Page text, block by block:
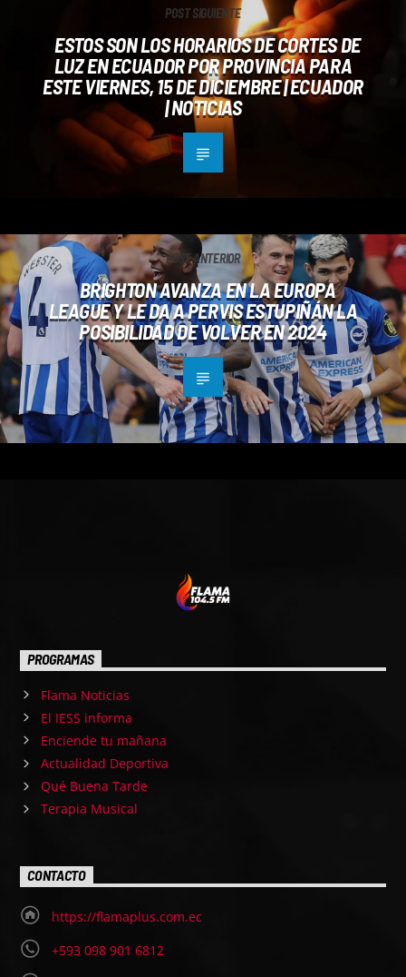
POST SIGUIENTE
ESTOS SON LOS HORARIOS DE CORTES DE
LUZ EN ECUADOR POR PROVINCIA PARA
ESTE VIERNES, 15 DE DICIEMBRE | ECUADOR
| NOTICIAS
POST ANTERIOR
BRIGHTON AVANZA EN LA EUROPA
LEAGUE Y LE DA A PERVIS ESTUPIÑÁN LA
POSIBILIDAD DE VOLVER EN 2024
PROGRAMAS
Flama Noticias
El IESS informa
Enciende tu mañana
Actualidad Deportiva
Qué Buena Tarde
Terapia Musical
CONTACTO
https://flamaplus.com.ec
+593 098 901 6812